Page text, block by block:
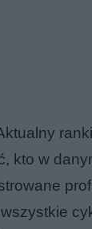
kto w